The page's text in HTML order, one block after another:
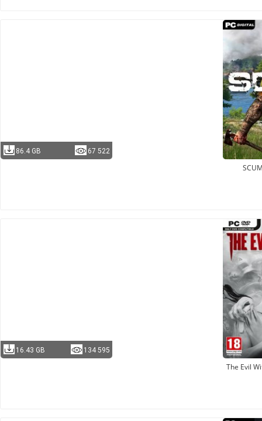
86.4 GB 67 522
16.43 GB 134 595
The Evil